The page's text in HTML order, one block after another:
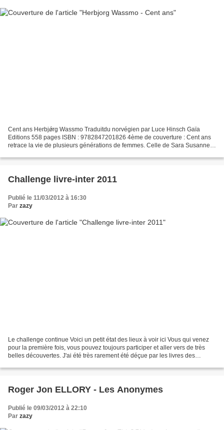
Cent ans Herbjǿrg Wassmo Traduitdu norvégien par Luce Hinsch Gaïa
Editions 558 pages ISBN : 9782847201826 4ème de couverture : Cent ans
retrace la vie de plusieurs générations de femmes. Celle de Sara Susanne,
Challenge livre-inter 2011
Publié le 11/03/2012 à 16:30
Par zazy
Le challenge continue Voici un petit état des lieux à voir ici Vous qui venez
pour la première fois, vous pouvez toujours participer et aller vers de très
belles découvertes. J'ai été très rarement été déçue par les livres des
Roger Jon ELLORY - Les Anonymes
Publié le 09/03/2012 à 22:10
Par zazy